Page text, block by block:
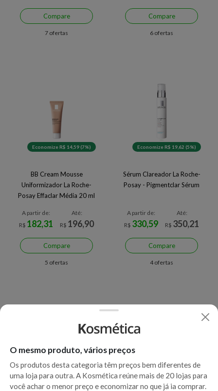
Compare
7 ofertas
Compare
6 ofertas
Economize R$ 14,59 (7%)
BB Cream Mousse
Uniformizador La Roche-
Posay Effaclar Média 20 ml
A partir de:
R$ 182,31
Até:
R$ 196,90
Compare
5 ofertas
Economize R$ 19,62 (5%)
Sérum Clareador La Roche-
Posay - Pigmentclar Sérum
A partir de:
R$ 330,59
Até:
R$ 350,21
Compare
4 ofertas
O mesmo produto, vários preços
Os produtos desta categoria têm preços bem diferentes de
uma loja para outra. A Kosmética reúne mais de 20 lojas para
você achar o menor preço e economizar no que já ia comprar.